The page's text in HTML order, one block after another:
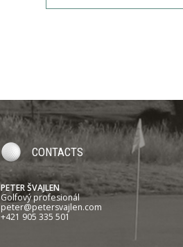
CONTACTS
PETER ŠVAJLEN
Golfový profesionál
peter@petersvajlen.com
+421 905 335 501